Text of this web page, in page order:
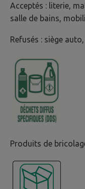
Acceptés : literie,
salle de bains,
Refusés : siège auto,
Produits de